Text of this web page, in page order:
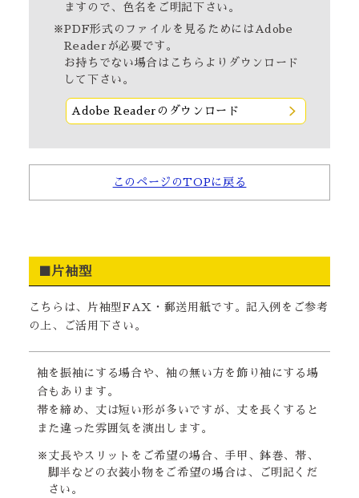
ますので、色名をご明記下さい。
※PDF形式のファイルを見るためにはAdobe
Readerが必要です。
お持ちでない場合は こちら よりダウンロード
して下さい。
Adobe Readerのダウンロード
このページのTOPに戻る
■片袖型
こちらは、片袖型FAX・郵送用紙です。記入例をご参考
の上、ご活用下さい。
袖を振袖にする場合や、袖の無い方を飾り袖にする場
合もあります。
帯を締め、丈は短い形が多いですが、丈を長くすると
また違った雰囲気を演出します。
※丈長やスリットをご希望の場合、手甲、鉢巻、帯、
脚半などの衣装小物をご希望の場合は、ご明記くだ
さい。